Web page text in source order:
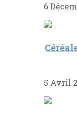
6
5 Avril